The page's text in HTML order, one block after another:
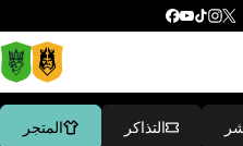
التذاكر المتجر